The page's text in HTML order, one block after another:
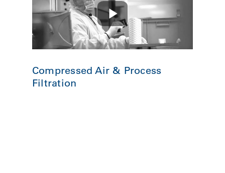
Compressed Air & Process
Filtration